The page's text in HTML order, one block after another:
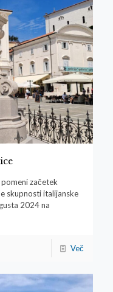
začetek
skupnosti italijanske
2024 na
Več